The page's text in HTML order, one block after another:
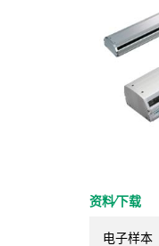
资料⁄下载
电子样本